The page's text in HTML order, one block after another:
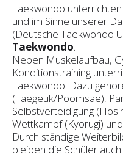
Taekwondo
und im Sinne unserer
(Deutsche Taekwondo
Taekwondo.
Neben Muskelaufbau,
Konditionstraining
Taekwondo. Dazu
(Taegeuk/Poomsae),
Selbstverteidigung
Wettkampf (Kyorugi)
Durch ständige
bleiben die Schüler auch